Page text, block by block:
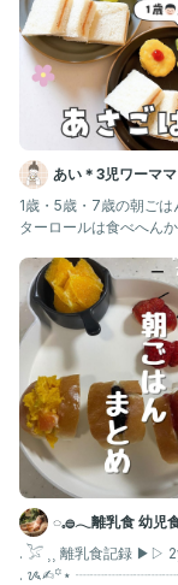
あい＊3児ワーマ
コープ
1歳・5歳・7歳の朝ごはん🥞
ターロールは食べへん
◌𓈒𓐍𓂃離乳食 幼児
𓂃◌𓈒𓐍
. 𓅯 ⸒⸒ 離乳食記録 ▶︎▷
. ᝰ✍︎꙳⋆